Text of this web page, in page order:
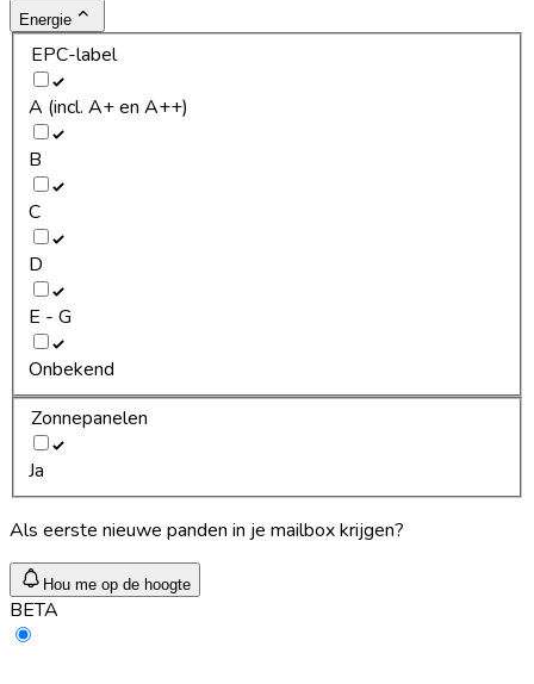
Energie
EPC-label
A (incl. A+ en A++)
B
C
D
E - G
Onbekend
Zonnepanelen
Ja
Als eerste nieuwe panden in je mailbox krijgen?
Hou me op de hoogte
BETA